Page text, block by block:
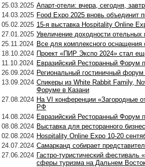
25.03.2025 Апарт-отели: вчера, сегодня,
14.03.2025 Food Expo 2025 вновь объединит
05.02.2025 15-я выставка Hospitality Online
27.01.2025 Увеличение доходности
25.11.2024 Все для комплексного оснащения
18.10.2024 Проект «ПИР Экспо 2024» стал
11.10.2024 Евразийский Ресторанный Форум
26.09.2024 Региональный гостиничный
13.09.2024 Спикеры из White Rabbit Family,
Форуме в Казани
27.08.2024 На VI конференции «Загородные
РФ
14.08.2024 Евразийский Ресторанный Форум
08.08.2024 Выставка для ресторанного
02.08.2024 Hospitality Online Expo 10-20
24.07.2024 Самарканд собирает
27.06.2024 Гастро-туристический
сферы туризма на Дальнем